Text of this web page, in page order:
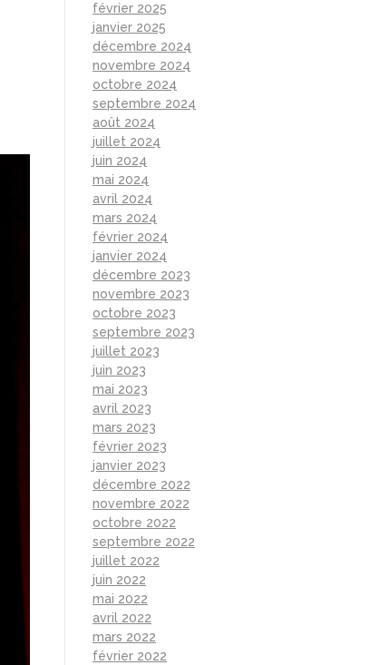
février 2025
janvier 2025
décembre 2024
novembre 2024
octobre 2024
septembre 2024
août 2024
juillet 2024
juin 2024
mai 2024
avril 2024
mars 2024
février 2024
janvier 2024
décembre 2023
novembre 2023
octobre 2023
septembre 2023
juillet 2023
juin 2023
mai 2023
avril 2023
mars 2023
février 2023
janvier 2023
décembre 2022
novembre 2022
octobre 2022
septembre 2022
juillet 2022
juin 2022
mai 2022
avril 2022
mars 2022
février 2022